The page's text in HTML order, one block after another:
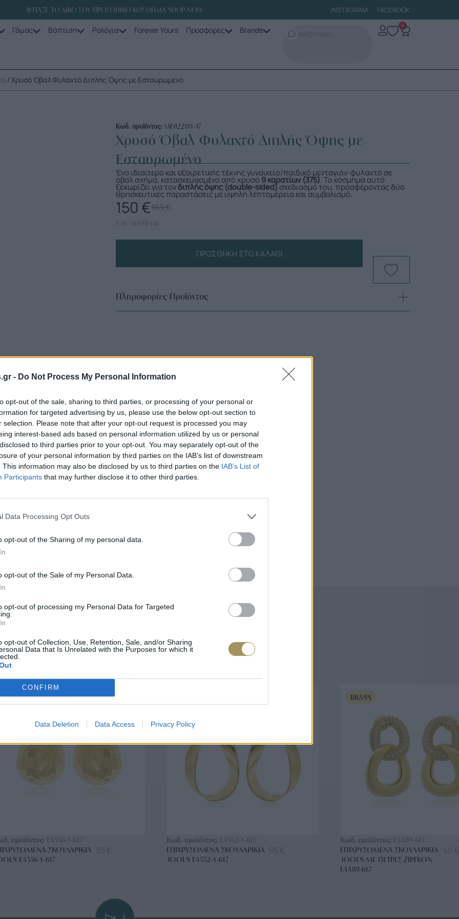
- Do Not Process My Personal Information
opt-out of the sale, sharing to third parties, or processing of your personal or
for targeted advertising by us, please use the below opt-out section to
selection. Please note that after your opt-out request is processed you may
interest-based ads based on personal information utilized by us or personal
to third parties prior to your opt-out. You may separately opt-out of the
of your personal information by third parties on the IAB’s list of downstream
This information may also be disclosed by us to third parties on the IAB’s List of
Participants that may further disclose it to other third parties.
Data Processing Opt Outs
opt-out of the Sharing of my personal data.
opt-out of the Sale of my Personal Data.
opt-out of processing my Personal Data for Targeted
opt-out of Collection, Use, Retention, Sale, and/or Sharing
Data that Is Unrelated with the Purposes for which it
CONFIRM
Data Deletion Data Access Privacy Policy
ΦΤΙΑΞΕ ΤΟ ΔΙΚΟ ΣΟΥ ΠΡΟΣΩΠΙΚΟ ΚΟΣΜΗΜΑ SHOP NOW INSTAGRAM FACEBOOK
Γάμος Βάπτιση Ρολόγια Forever Yours Προσφορές Brands 0
/ Χρυσό Όβαλ Φυλαχτό Διπλής Όψης με Εσταυρωμένο
Κωδ. προϊόντος: ME022114-17
Χρυσό Όβαλ Φυλαχτό Διπλής Όψης με
Εσταυρωμένο
Ένα ιδιαίτερο και εξαιρετικής τέχνης γυναικείο/παιδικό μενταγιόν-φυλαχτό σε
όβαλ σχήμα, κατασκευασμένο από χρυσό 9 καρατίων (375) . Το κόσμημα αυτό
ξεχωρίζει για τον διπλής όψης (double-sided) σχεδιασμό του, προσφέροντας δύο
θρησκευτικές παραστάσεις με υψηλή λεπτομέρεια και συμβολισμό.
165€
150 €
1 σε απόθεμα
ΠΡΟΣΘΉΚΗ ΣΤΟ ΚΑΛΆΘΙ
Πληροφορίες Προϊόντος
Που Ταιριάζουν
Εδώ θα βρείτε τις κορυφαίες
την εξαιρετική τους ποιότητα.
BRASS
προϊόντος: E4556-1-617
ΣΚΟΥΛΑΡΊΚΙΑ
E4556-1-617
Κωδ. προϊόντος: E4552-1-617
ΕΠΙΧΡΥΣΩΜΈΝΑ ΣΚΟΥΛΑΡΊΚΙΑ
JOOLS E4552-1-617
BRASS
Κωδ. προϊόντος: E4489-617
ΕΠΙΧΡΥΣΩΜΈΝΑ ΣΚΟΥΛΑΡΊΚΙΑ
JOOLS ΜΕ ΠΈΤΡΕΣ ΖΙΡΓΚΌΝ
E4489-617